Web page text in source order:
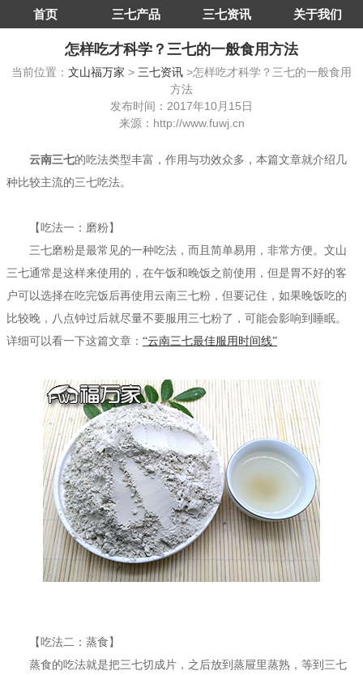
首页 三七产品 三七资讯 关于我们
怎样吃才科学？三七的一般食用方法
当前位置： 文山福万家 > 三七资讯 >怎样吃才科学？三七的一般食用
方法
发布时间：2017年10月15日
来源：http://www.fuwj.cn
云南三七的吃法类型丰富，作用与功效众多，本篇文章就介绍几
种比较主流的三七吃法。
【吃法一：磨粉】
三七磨粉是最常见的一种吃法，而且简单易用，非常方便。文山
三七通常是这样来使用的，在午饭和晚饭之前使用，但是胃不好的客
户可以选择在吃完饭后再使用云南三七粉，但要记住，如果晚饭吃的
比较晚，八点钟过后就尽量不要服用三七粉了，可能会影响到睡眠。
详细可以看一下这篇文章： “云南三七最佳服用时间线”
【吃法二：蒸食】
蒸食的吃法就是把三七切成片，之后放到蒸屉里蒸熟，等到三七